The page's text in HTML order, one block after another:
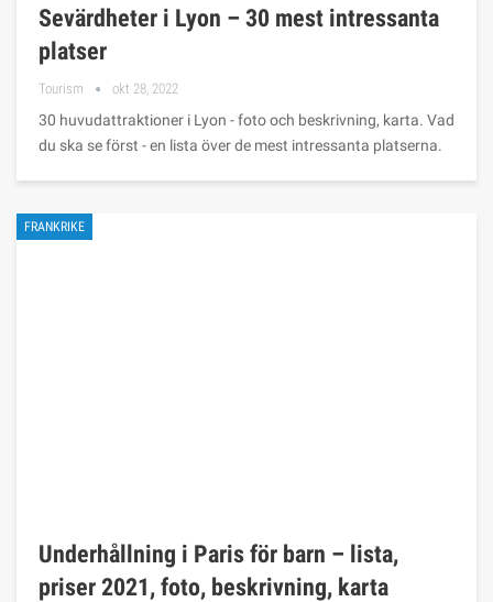
Sevärdheter i Lyon – 30 mest intressanta
platser
Tourism okt 28, 2022
30 huvudattraktioner i Lyon - foto och beskrivning, karta. Vad
du ska se först - en lista över de mest intressanta platserna.
FRANKRIKE
Underhållning i Paris för barn – lista,
priser 2021, foto, beskrivning, karta